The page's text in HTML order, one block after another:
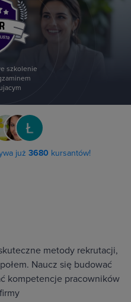
szkolenie
już 3680 kursantów!
metody rekrutacji,
Naucz się budować
kompetencje pracowników